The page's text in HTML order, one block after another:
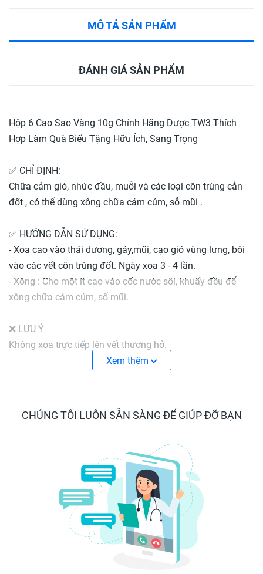
MÔ TẢ SẢN PHẨM
ĐÁNH GIÁ SẢN PHẨM
Hộp 6 Cao Sao Vàng 10g Chính Hãng Dược TW3 Thích
Hợp Làm Quà Biếu Tặng Hữu Ích, Sang Trọng
✅ CHỈ ĐỊNH:
Chữa cảm gió, nhức đầu, muỗi và các loại côn trùng cắn
đốt , có thể dùng xông chữa cảm cúm, sỗ mũi .
✅ HƯỚNG DẪN SỬ DỤNG:
- Xoa cao vào thái dương, gáy,mũi, cạo gió vùng lưng, bôi
vào các vết côn trùng đốt. Ngày xoa 3 - 4 lần.
- Xông : Cho một ít cao vào cốc nước sôi, khuấy đều để
xông chữa cảm cúm, sổ mũi.
❌ LƯU Ý
Không xoa trực tiếp lên vết thương hở.
Không dùng cho trẻ em dưới 3 tuổi
Xem thêm
CHÚNG TÔI LUÔN SẴN SÀNG ĐỂ GIÚP ĐỠ BẠN